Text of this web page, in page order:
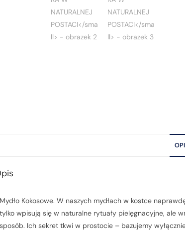
Kokosowe. W naszych mydłach w kostce
wpisują się w naturalne rytuały pielęgnacyjne, ale
Ich sekret tkwi w prostocie – bazujemy